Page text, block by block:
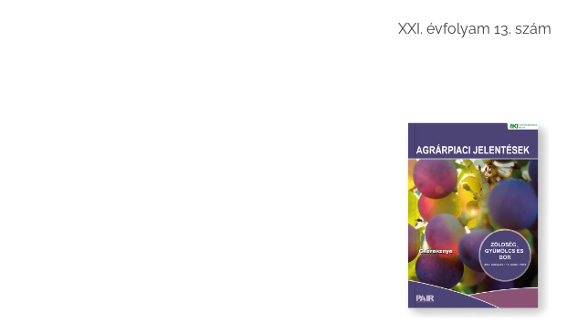
XXI. évfolyam 13. szám